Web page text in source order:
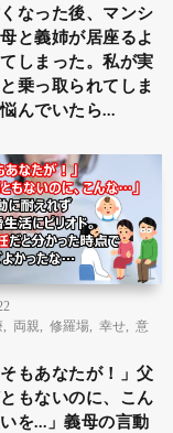
なった後、マンシ
と義姉が居座るよ
しまった。私が実
乗っ取られてしま
んでいたら…
両親 修羅場 幸せ
意
もあなたが！」父
ともないのに、こん
を…」義母の言動